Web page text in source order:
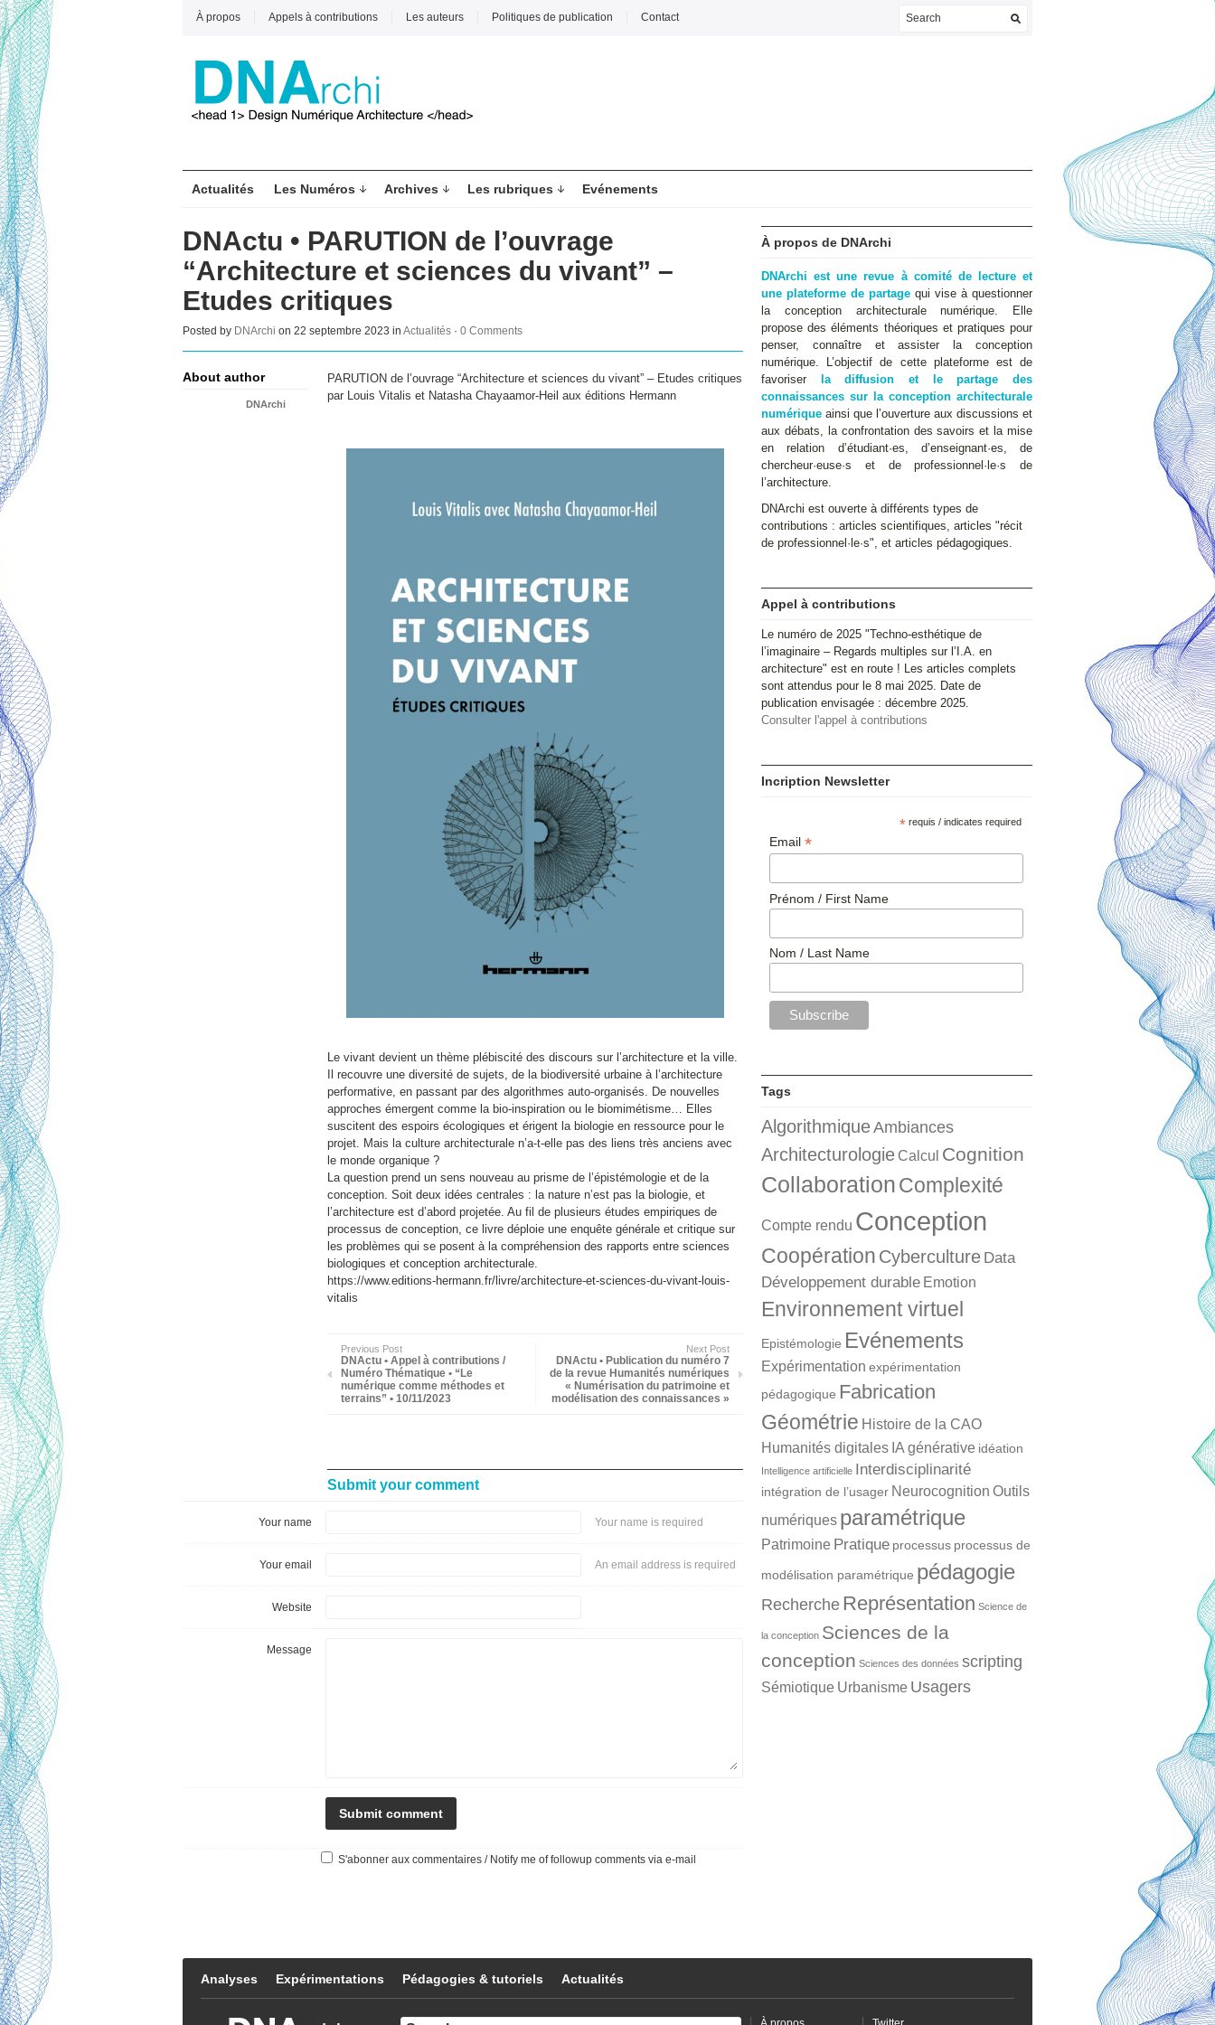
À propos Appels à contributions Les auteurs Politiques de publication Contact
Actualités Les Numéros Archives Les rubriques Evénements
DNActu • PARUTION de l’ouvrage
“Architecture et sciences du vivant” –
Etudes critiques
Posted by DNArchi on 22 septembre 2023 in Actualités · 0 Comments
PARUTION de l’ouvrage “Architecture et sciences du vivant” – Etudes critiques
par Louis Vitalis et Natasha Chayaamor-Heil aux éditions Hermann
Le vivant devient un thème plébiscité des discours sur l’architecture et la ville.
Il recouvre une diversité de sujets, de la biodiversité urbaine à l’architecture
performative, en passant par des algorithmes auto-organisés. De nouvelles
approches émergent comme la bio-inspiration ou le biomimétisme… Elles
suscitent des espoirs écologiques et érigent la biologie en ressource pour le
projet. Mais la culture architecturale n’a-t-elle pas des liens très anciens avec
le monde organique ?
La question prend un sens nouveau au prisme de l’épistémologie et de la
conception. Soit deux idées centrales : la nature n’est pas la biologie, et
l’architecture est d’abord projetée. Au fil de plusieurs études empiriques de
processus de conception, ce livre déploie une enquête générale et critique sur
les problèmes qui se posent à la compréhension des rapports entre sciences
biologiques et conception architecturale.
https://www.editions-hermann.fr/livre/architecture-et-sciences-du-vivant-louis-
vitalis
Previous Post
DNActu • Appel à contributions ​​/
Numéro Thématique​ • “Le
numérique comme méthodes et
terrains” • 10/11/2023
Next Post
DNActu • Publication du numéro 7
de la revue Humanités numériques
« Numérisation du patrimoine et
modélisation des connaissances »
About author
DNArchi
Submit your comment
Your name Your name is required
Your email An email address is required
Website
Message
S'abonner aux commentaires / Notify me of followup comments via e-mail
À propos de DNArchi
DNArchi est une revue à comité de lecture et
une plateforme de partage qui vise à questionner
la conception architecturale numérique. Elle
propose des éléments théoriques et pratiques pour
penser, connaître et assister la conception
numérique. L’objectif de cette plateforme est de
favoriser
la diffusion et le partage des
connaissances sur la conception architecturale
numérique ainsi que l’ouverture aux discussions et
aux débats, la confrontation des savoirs et la mise
en relation d’étudiant·es, d’enseignant·es, de
chercheur·euse·s et de professionnel·le·s de
l’architecture.
DNArchi est ouverte à différents types de
contributions : articles scientifiques, articles "récit
de professionnel·le·s", et articles pédagogiques.
Appel à contributions
Le numéro de 2025 "Techno-esthétique de
l’imaginaire – Regards multiples sur l’I.A. en
architecture" est en route ! Les articles complets
sont attendus pour le 8 mai 2025. Date de
publication envisagée : décembre 2025.
Consulter l'appel à contributions
Incription Newsletter
* requis / indicates required
Email *
Prénom / First Name
Nom / Last Name
Tags
AlgorithmiqueAmbiances
Architecturologie Calcul Cognition
CollaborationComplexité
Compte rendu Conception
Coopération Cyberculture Data
Développement durable Emotion
Environnement virtuel
Epistémologie Evénements
Expérimentation expérimentation
pédagogique Fabrication
Géométrie Histoire de la CAO
Humanités digitales IA générative idéation
Intelligence artificielle Interdisciplinarité
intégration de l’usager Neurocognition Outils
numériques paramétrique
Patrimoine Pratique processus processus de
modélisation paramétrique pédagogie
RechercheReprésentation Science de
la conception Sciences de la
conception Sciences des données scripting
Sémiotique Urbanisme Usagers
Analyses Expérimentations Pédagogies & tutoriels Actualités